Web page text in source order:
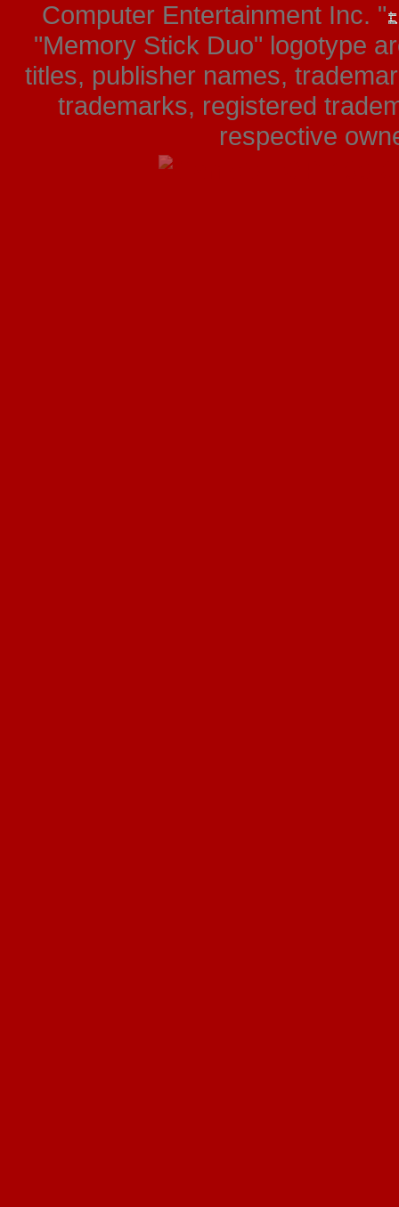
Computer Entertainment Inc. "
"Memory Stick Duo" logotype
titles, publisher names,
trademarks, registered
respective